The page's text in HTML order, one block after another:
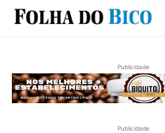
Publicidade
Publicidade